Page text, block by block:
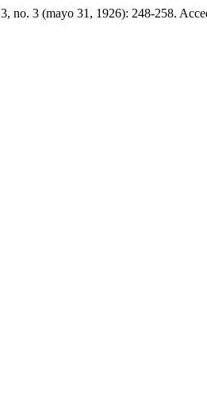
3, no. 3 (mayo 31, 1926): 248-258.